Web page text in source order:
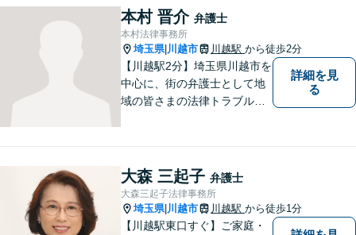
本村 晋介 弁護士
本村法律事務所
埼玉県| 川越市 川越駅 から徒歩2分
【川越駅2分】埼玉県川越市を
中心に、街の弁護士として地
域の皆さまの法律トラブル解
どうぞお気軽にご相談くださ
い。
詳細を見
る
大森 三起子 弁護士
大森三起子法律事務所
埼玉県| 川越市 川越駅 から徒歩1分
【川越駅東口すぐ】ご家庭・